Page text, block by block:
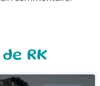
RK